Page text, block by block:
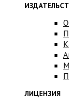
ЛИЦЕНЗИЯ